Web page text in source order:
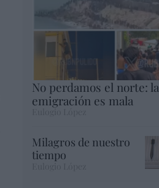
No perdamos el norte: la
emigración es mala
Eulogio López
Milagros de nuestro
tiempo